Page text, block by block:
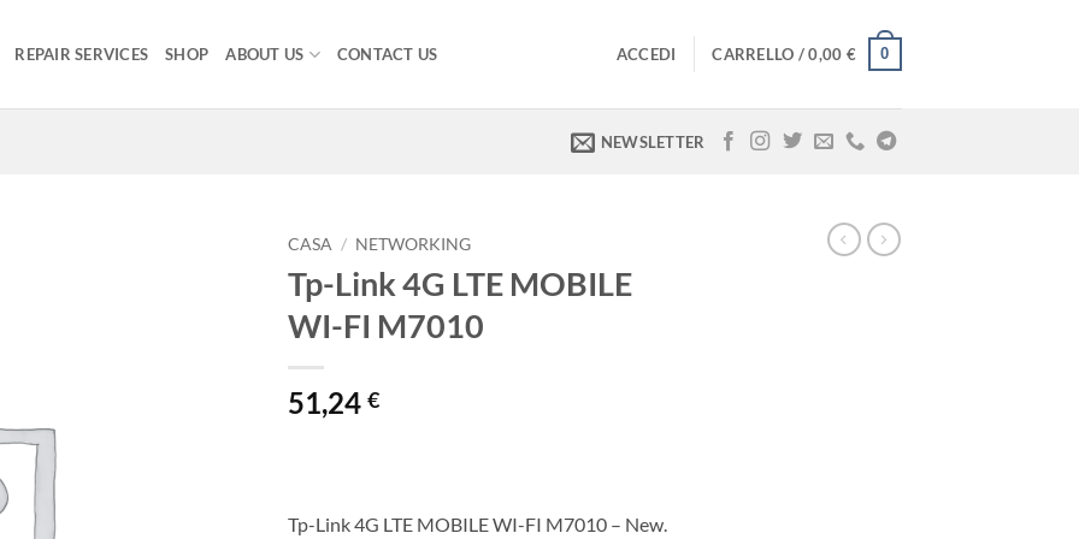
REPAIR SERVICES SHOP ABOUT US CONTACT US ACCEDI CARRELLO /0,00 € 0
NEWSLETTER
CASA / NETWORKING
Tp-Link 4G LTE MOBILE
WI-FI M7010
51,24 €
Tp-Link 4G LTE MOBILE WI-FI M7010 – New.